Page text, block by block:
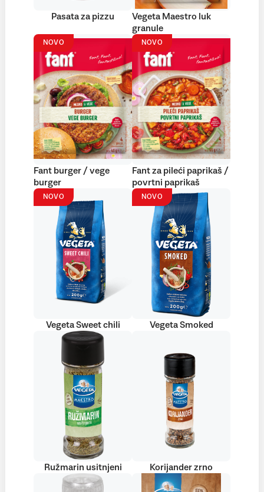
Pasata za pizzu
Vegeta Maestro luk
granule
NOVO
Fant burger / vege
burger
NOVO
Fant za pileći paprikaš /
povrtni paprikaš
NOVO
Vegeta Sweet chili
NOVO
Vegeta Smoked
Ružmarin usitnjeni Korijander zrno